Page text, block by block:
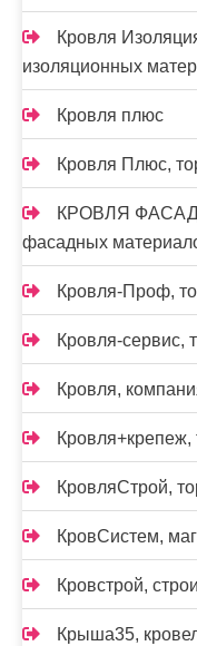
Кровля
изоляционных
Кровля плюс
Кровля Плюс,
КРОВЛЯ ФАСАД,
фасадных
Кровля-Проф,
Кровля-сервис,
Кровля,
КровляСтрой,
КровСистем,
Кровстрой,
Крыша35,